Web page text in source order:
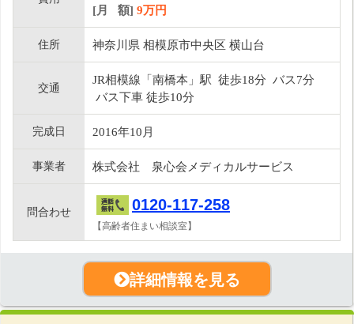
[月 額] 9万円
住所 神奈川県 相模原市中央区 横山台
交通
JR相模線「南橋本」駅 徒歩18分 バス7分
バス下車 徒歩10分
完成日 2016年10月
事業者 株式会社 泉心会メディカルサービス
問合わせ 0120-117-258
【高齢者住まい相談室】
詳細情報を見る